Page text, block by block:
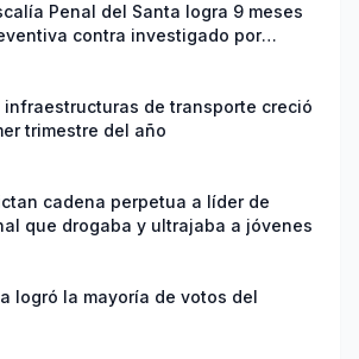
Penal del Santa logra 9 meses
contra investigado por
y tentativa de feminicidio
infraestructuras de transporte creció
trimestre del año
cadena perpetua a líder de
que drogaba y ultrajaba a jóvenes
logró la mayoría de votos del